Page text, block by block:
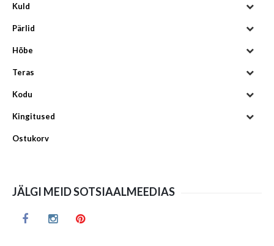
Kuld
Pärlid
Hõbe
Teras
Kodu
Kingitused
Ostukorv
JÄLGI MEID SOTSIAALMEEDIAS